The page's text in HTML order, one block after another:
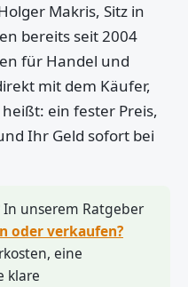
Makris, Sitz in
bereits seit 2004
für Handel und
mit dem Käufer,
ein fester Preis,
Ihr Geld sofort bei
In unserem Ratgeber
oder verkaufen?
eine
klare